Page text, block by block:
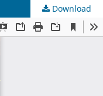
Download